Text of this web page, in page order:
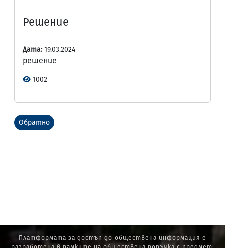
Решение
Дата: 19.03.2024
решение
1002
Обратно
Платформата за достъп до обществена информация е